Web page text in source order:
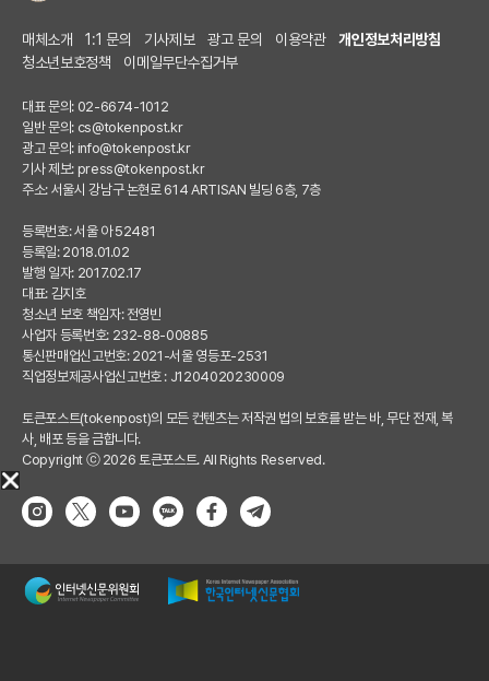
매체소개 1:1 문의 기사제보 광고 문의 이용약관
개인정보처리방침
청소년보호정책
이메일무단수집거부
대표 문의: 02-6674-1012
일반 문의: cs@tokenpost.kr
광고 문의: info@tokenpost.kr
기사 제보: press@tokenpost.kr
주소: 서울시 강남구 논현로 614 ARTISAN 빌딩 6층, 7층
등록번호: 서울 아 52481
등록일: 2018.01.02
발행 일자: 2017.02.17
대표: 김지호
청소년 보호 책임자: 전영빈
사업자 등록번호: 232-88-00885
통신판매업신고번호: 2021-서울 영등포-2531
직업정보제공사업신고번호 : J1204020230009
토큰포스트(tokenpost)의 모든 컨텐츠는 저작권 법의 보호를 받는 바, 무단 전재, 복
사, 배포 등을 금합니다.
Copyright ⓒ 2026 토큰포스트. All Rights Reserved.